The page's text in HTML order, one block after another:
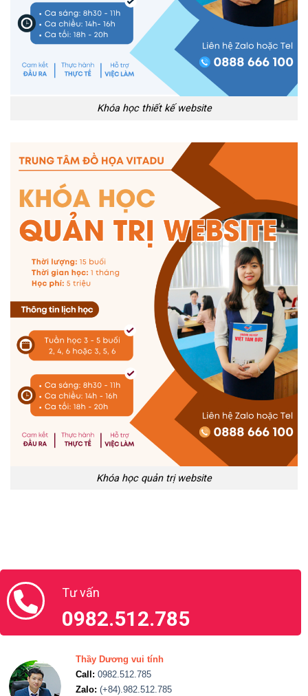
Khóa học thiết kế website
Khóa học quản trị website
Tư vấn
0982.512.785
Thầy Dương vui tính
Call: 0982.512.785
Zalo: (+84).982.512.785